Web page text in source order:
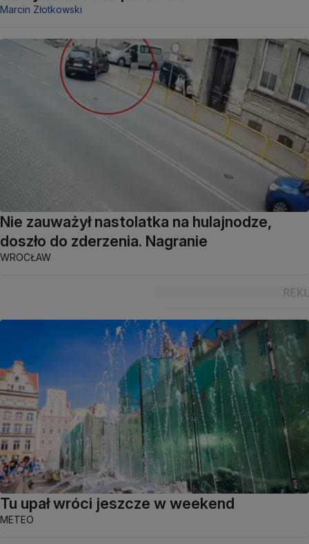
Marcin Złotkowski
Nie zauważył nastolatka na hulajnodze,
doszło do zderzenia. Nagranie
WROCŁAW
Tu upał wróci jeszcze w weekend
METEO